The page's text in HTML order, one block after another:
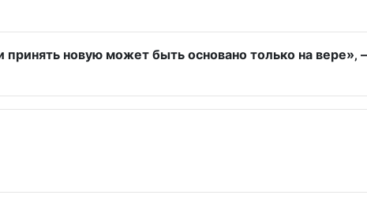
новую может быть основано только на